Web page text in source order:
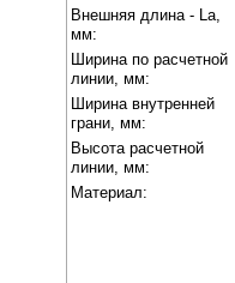
Внешняя длина - La,
мм:
Ширина по расчетной
линии, мм:
Ширина внутренней
грани, мм:
Высота расчетной
линии, мм:
Материал: